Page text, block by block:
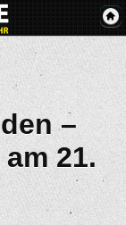
–
21.